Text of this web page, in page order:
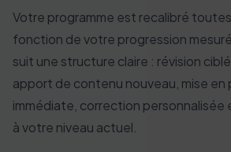
Votre programme est recalibré
fonction de votre progression
suit une structure claire : révision
apport de contenu nouveau, mise en
immédiate, correction personnalisée
à votre niveau actuel.